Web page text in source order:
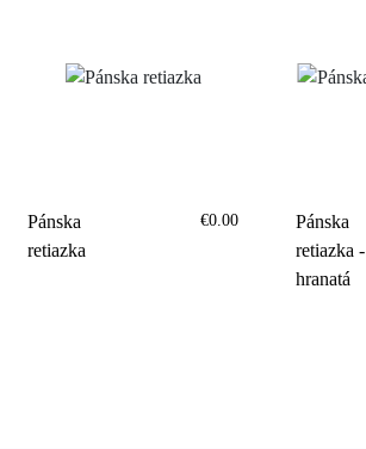
Pánska
retiazka
€0.00
Pánska
retiazka -
hranatá